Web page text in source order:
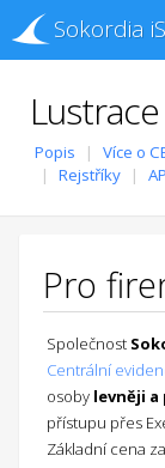
Sokordia
Popis Více o
Rejstříky
Pro
Společnost
Centrální
osoby levněji
přístupu přes
Základní cena